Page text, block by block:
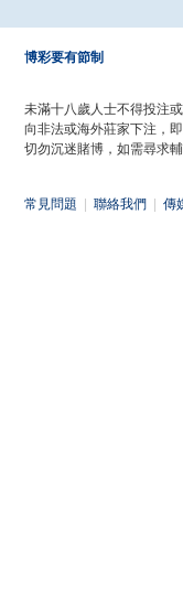
博彩要有節制
未滿十八歲人士不得投注
向非法或海外莊家下注，
切勿沉迷賭博，如需尋求
常見問題 聯絡我們 傳